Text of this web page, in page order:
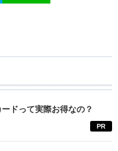
ドって実際お得なの？
PR